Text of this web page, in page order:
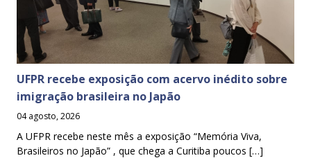
UFPR recebe exposição com acervo inédito sobre
imigração brasileira no Japão
04 agosto, 2026
A UFPR recebe neste mês a exposição “Memória Viva,
Brasileiros no Japão” , que chega a Curitiba poucos […]